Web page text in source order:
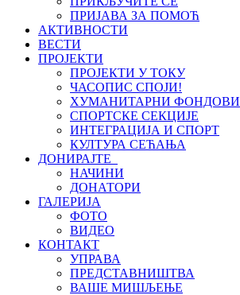
ПРИЈАВА ЗА ПОМОЋ
АКТИВНОСТИ
ВЕСТИ
ПРОЈЕКТИ
ПРОЈЕКТИ У ТОКУ
ЧАСОПИС СПОЈИ!
ХУМАНИТАРНИ ФОНДОВИ
СПОРТСКЕ СЕКЦИЈЕ
ИНТЕГРАЦИЈА И СПОРТ
КУЛТУРА СЕЋАЊА
ДОНИРАЈТЕ
НАЧИНИ
ДОНАТОРИ
ГАЛЕРИЈА
ФОТО
ВИДЕО
КОНТАКТ
УПРАВА
ПРЕДСТАВНИШТВА
ВАШЕ МИШЉЕЊЕ